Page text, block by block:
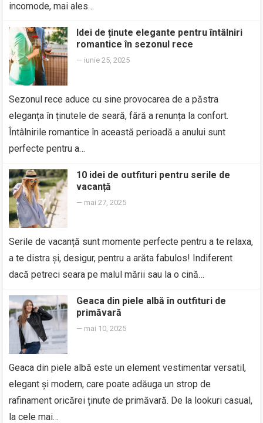
incomode, mai ales…
Idei de ținute elegante pentru întâlniri
romantice în sezonul rece
— iunie 25, 2025
Sezonul rece aduce cu sine provocarea de a păstra
eleganța în ținutele de seară, fără a renunța la confort.
Întâlnirile romantice în această perioadă a anului sunt
perfecte pentru a…
10 idei de outfituri pentru serile de
vacanță
— mai 27, 2025
Serile de vacanță sunt momente perfecte pentru a te relaxa,
a te distra și, desigur, pentru a arăta fabulos! Indiferent
dacă petreci seara pe malul mării sau la o cină…
Geaca din piele albă în outfituri de
primăvară
— mai 10, 2025
Geaca din piele albă este un element vestimentar versatil,
elegant și modern, care poate adăuga un strop de
rafinament oricărei ținute de primăvară. De la lookuri casual,
la cele mai…